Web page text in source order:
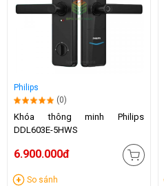
Philips
(0)
Khóa thông minh Philips
DDL603E-5HWS
6.900.000đ
So sánh